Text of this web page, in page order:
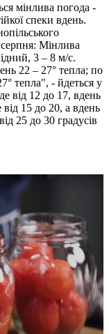
мінлива погода -
спеки вдень.
серпня: Мінлива
3 – 8 м/с.
22 – 27° тепла; по
тепла", - йдеться у
від 12 до 17, вдень
від 15 до 20, а вдень
25 до 30 градусів